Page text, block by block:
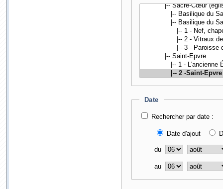
Date
Rechercher par date :
Date d'ajout
du
au